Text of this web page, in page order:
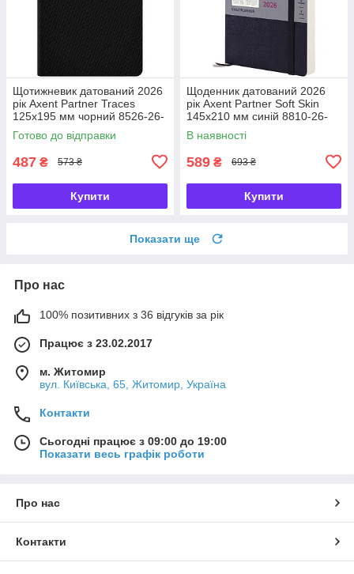
Щотижневик датований 2026
рік Axent Partner Traces
125х195 мм чорний 8526-26-
1-A, 72758
Готово до відправки
487 ₴ 573 ₴
Купити
Щоденник датований 2026
рік Axent Partner Soft Skin
145х210 мм синій 8810-26-
02-A, 72787
В наявності
589 ₴ 693 ₴
Купити
Показати ще
Про нас
100% позитивних з 36 відгуків за рік
Працює з 23.02.2017
м. Житомир
вул. Київська, 65, Житомир, Україна
Контакти
Сьогодні працює з 09:00 до 19:00
Показати весь графік роботи
Про нас
Контакти